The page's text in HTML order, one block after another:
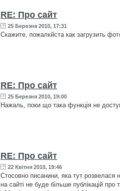
RE: Про сайт
25 Березня 2010, 17:31
Скажите, пожалкйста как загрузить
RE: Про сайт
25 Березня 2010, 19:00
Нажаль, поки що така функція не
RE: Про сайт
22 Квітня 2010, 19:46
Стосовно писанини, яка тут
на сайті не буде більше публікацій